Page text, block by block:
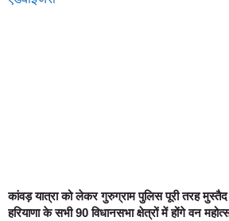
कांवड़ यात्रा को लेकर गुरुग्राम पुलिस पूरी तरह मुस्तैद
हरियाणा के सभी 90 विधानसभा क्षेत्रों में होंगे वन